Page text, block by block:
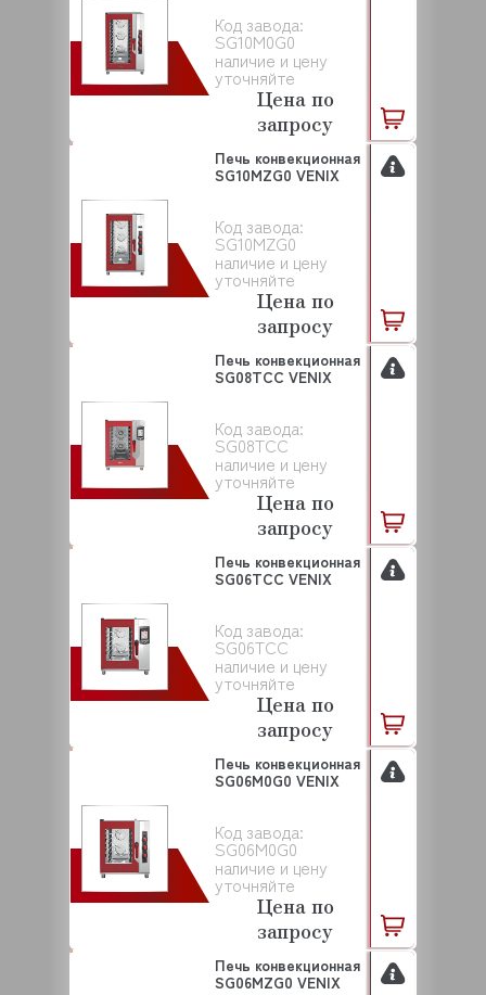
Код завода:
SG10M0G0
наличие и цену
уточняйте
Цена по
запросу
Код завода:
SG10MZG0
наличие и цену
уточняйте
Печь конвекционная
SG10MZG0 VENIX
Цена по
запросу
Код завода:
SG08TCC
наличие и цену
уточняйте
Печь конвекционная
SG08TCC VENIX
Цена по
запросу
Код завода:
SG06TCC
наличие и цену
уточняйте
Печь конвекционная
SG06TCC VENIX
Цена по
запросу
Код завода:
SG06M0G0
наличие и цену
уточняйте
Печь конвекционная
SG06M0G0 VENIX
Цена по
запросу
Печь конвекционная
SG06MZG0 VENIX